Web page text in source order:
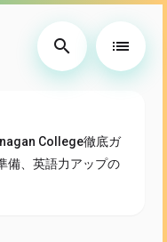
search list
College徹底ガ
備、英語力アップの